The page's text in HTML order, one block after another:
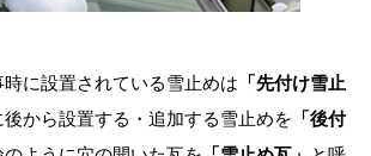
に設置されている雪止めは 「先付け雪止
後から設置する・追加する雪止めを 「後付